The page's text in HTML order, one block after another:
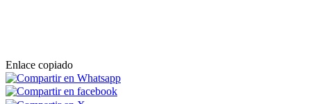
Enlace copiado